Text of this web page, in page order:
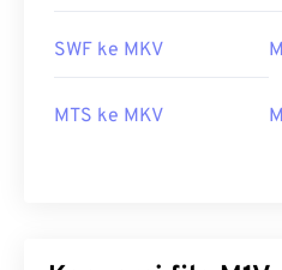
SWF ke MKV
MTS ke MKV